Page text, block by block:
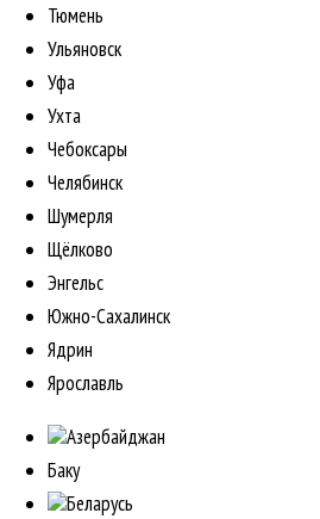
Тюмень
Ульяновск
Уфа
Ухта
Чебоксары
Челябинск
Шумерля
Щёлково
Энгельс
Южно-Сахалинск
Ядрин
Ярославль
Азербайджан
Баку
Беларусь